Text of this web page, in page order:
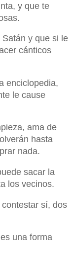
y que te
y que si le
cánticos
enciclopedia,
le cause
ama de
hasta
nada.
sacar la
los vecinos.
sí, dos
una forma